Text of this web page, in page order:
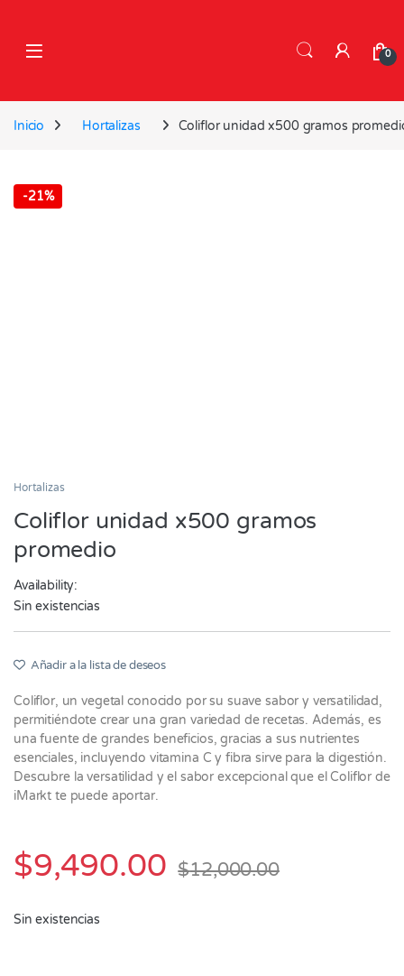
0
Inicio Hortalizas Coliflor unidad x500 gramos
-21%
Hortalizas
Coliflor unidad x500 gramos
promedio
Availability:
Sin existencias
Añadir a la lista de deseos
Coliflor, un vegetal conocido por su suave sabor y versatilidad,
permitiéndote crear una gran variedad de recetas. Además, es
una fuente de grandes beneficios, gracias a sus nutrientes
esenciales, incluyendo vitamina C y fibra sirve para la digestión.
Descubre la versatilidad y el sabor excepcional que el Coliflor de
iMarkt te puede aportar.
$9,490.00 $12,000.00
Sin existencias